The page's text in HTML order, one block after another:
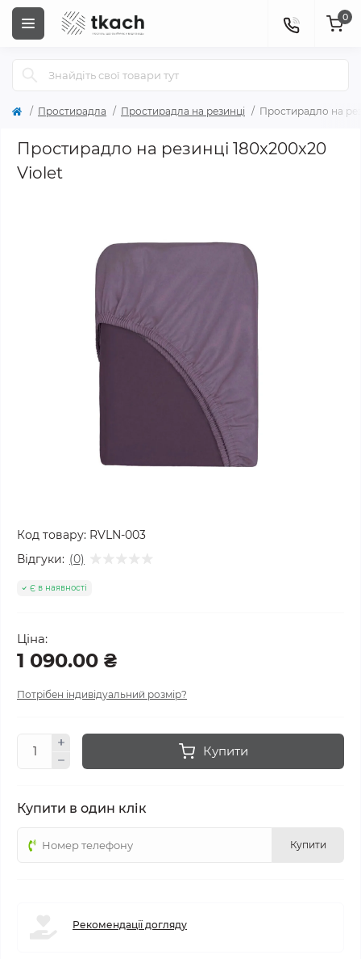
0
Простирадла Простирадла на резинці Простирадло на
Простирадло на резинці 180x200x20
Violet
Код товару: RVLN-003
Відгуки: (0)
Є в наявності
Ціна:
1 090.00 ₴
Потрібен індивідуальний розмір?
Купити
Купити в один клік
Купити
Рекомендації догляду